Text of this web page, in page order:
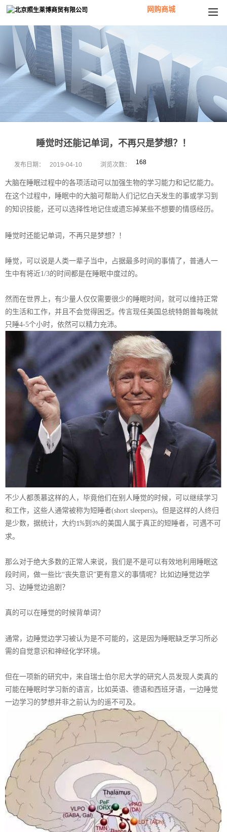
网购商城
睡觉时还能记单词，不再只是梦想？！
发布日期： 2019-04-10 浏览次数： 168
大脑在睡眠过程中的各项活动可以加强生物的学习能力和记忆能力。
在这个过程中，睡眠中的大脑可帮助人们记忆白天发生的事或学习到
的知识技能，还可以选择性地记住或遗忘掉某些不想要的情感经历。
睡觉时还能记单词，不再只是梦想？！
睡觉，可以说是人类一辈子当中，占据最多时间的事情了，普通人一
生中有将近1/3的时间都是在睡眠中度过的。
然而在世界上，有少量人仅仅需要很少的睡眠时间，就可以维持正常
的生活和工作，并且不会觉得困乏。传言现任美国总统特朗普每晚就
只睡4-5个小时，依然可以精力充沛。
不少人都羡慕这样的人，毕竟他们在别人睡觉的时候，可以继续学习
和工作，这些人通常被称为短睡者(short sleepers)。但是这样的人终归
是少数，据统计，大约1%到 3%的美国人属于真正的短睡者，可遇不可
求。
那么对于绝大多数的正常人来说，我们是不是可以有效地利用睡眠这
段时间，做一些比“丧失意识”更有意义的事情呢？比如边睡觉边学
习、边睡觉边追剧？
真的可以在睡觉的时候背单词？
通常，边睡觉边学习被认为是不可能的，这是因为睡眠缺乏学习所必
需的自觉意识和神经化学环境。
但在一项新的研究中，来自瑞士伯尔尼大学的研究人员发现人类真的
可能在睡眠时学习新的语言，比如英语、德语和西班牙语，一边睡觉
一边学习的梦想并非之前认为的遥不可及。